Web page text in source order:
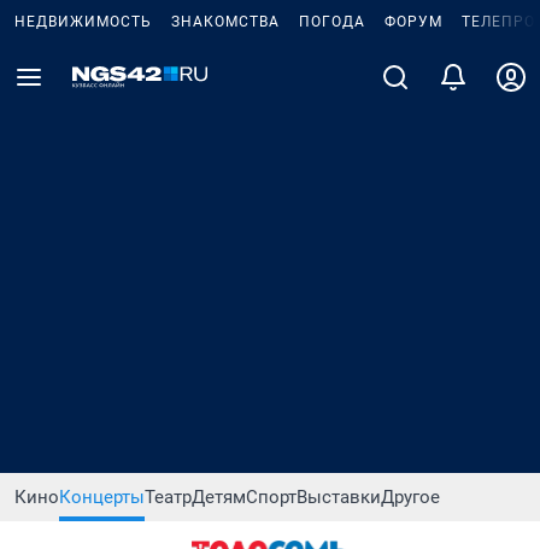
НЕДВИЖИМОСТЬ ЗНАКОМСТВА ПОГОДА ФОРУМ
КиноКонцертыТеатрДетямСпортВыставкиДругое